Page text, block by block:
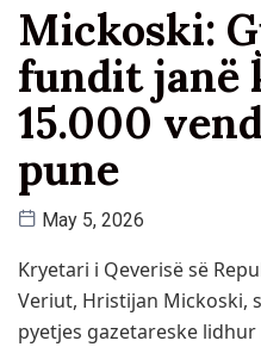
Mickoski:
fundit janë
15.000
pune
May 5, 2026
Kryetari i Qeverisë së
Veriut, Hristijan Mickoski,
pyetjes gazetareske